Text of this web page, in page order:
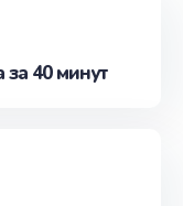
40 минут